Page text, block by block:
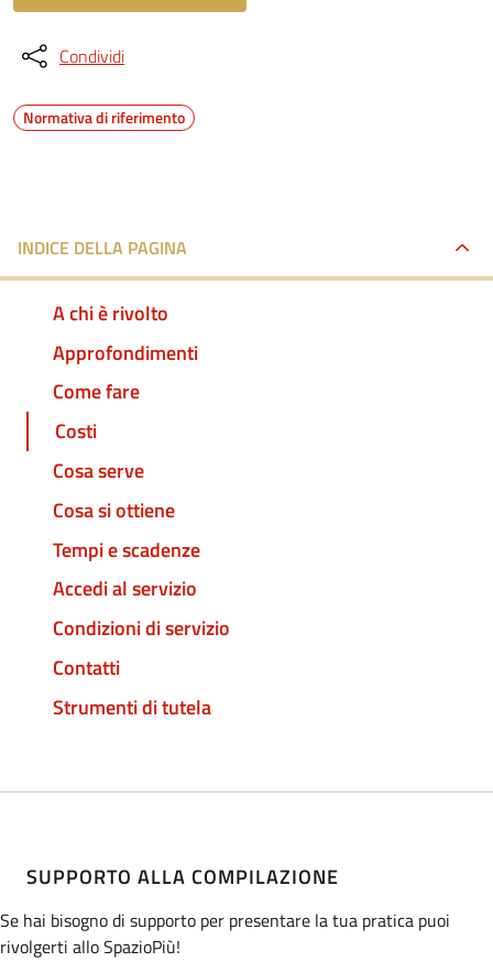
Condividi
Normativa di riferimento
INDICE DELLA PAGINA
A chi è rivolto
Approfondimenti
Come fare
Costi
Cosa serve
Cosa si ottiene
Tempi e scadenze
Accedi al servizio
Condizioni di servizio
Contatti
Strumenti di tutela
SUPPORTO ALLA COMPILAZIONE
Se hai bisogno di supporto per presentare la tua pratica puoi
rivolgerti allo SpazioPiù!